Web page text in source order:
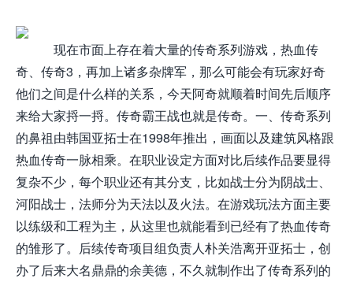
现在市面上存在着大量的传奇系列游戏，热血传
奇、传奇3，再加上诸多杂牌军，那么可能会有玩家好奇
他们之间是什么样的关系，今天阿奇就顺着时间先后顺序
来给大家捋一捋。传奇霸王战也就是传奇。一、传奇系列
的鼻祖由韩国亚拓士在1998年推出，画面以及建筑风格跟
热血传奇一脉相乘。在职业设定方面对比后续作品要显得
复杂不少，每个职业还有其分支，比如战士分为阴战士、
河阳战士，法师分为天法以及火法。在游戏玩法方面主要
以练级和工程为主，从这里也就能看到已经有了热血传奇
的雏形了。后续传奇项目组负责人朴关浩离开亚拓士，创
办了后来大名鼎鼎的余美德，不久就制作出了传奇系列的